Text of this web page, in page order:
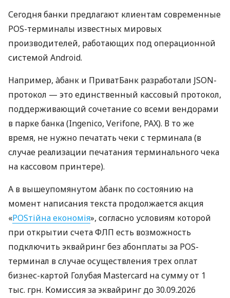
Сегодня банки предлагают клиентам современные
POS-терминалы известных мировых
производителей, работающих под операционной
системой Android.
Например, àбанк и ПриватБанк разработали JSON-
протокол — это единственный кассовый протокол,
поддерживающий сочетание со всеми вендорами
в парке банка (Ingenico, Verifone, PAX). В то же
время, не нужно печатать чеки с терминала (в
случае реализации печатания терминального чека
на кассовом принтере).
А в вышеупомянутом àбанк по состоянию на
момент написания текста продолжается акция
«POSтійна економія», согласно условиям которой
при открытии счета ФЛП есть возможность
подключить эквайринг без абонплаты за POS-
терминал в случае осуществления трех оплат
бизнес-картой Голубая Mastercard на сумму от 1
тыс. грн. Комиссия за эквайринг до 30.09.2026